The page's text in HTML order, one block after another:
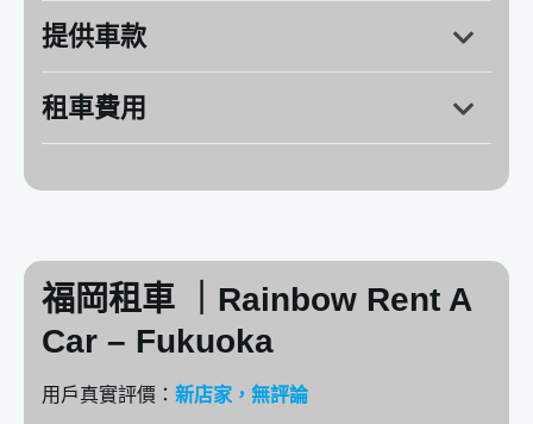
地址：福岡縣福岡市博多区金の隈1-9
提供車款
MITSUBISHI：得利卡 （八人座）
租車費用
福岡租車 ｜Rainbow Rent A
Car – Fukuoka
用戶真實評價： 新店家，無評論